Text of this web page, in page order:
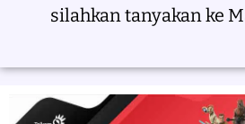
silahkan tanyakan ke